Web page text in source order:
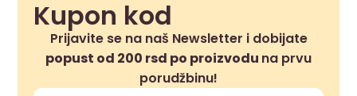
Kupon kod
Prijavite se na naš Newsletter i dobijate
popust od 200 rsd po proizvodu na prvu
porudžbinu!